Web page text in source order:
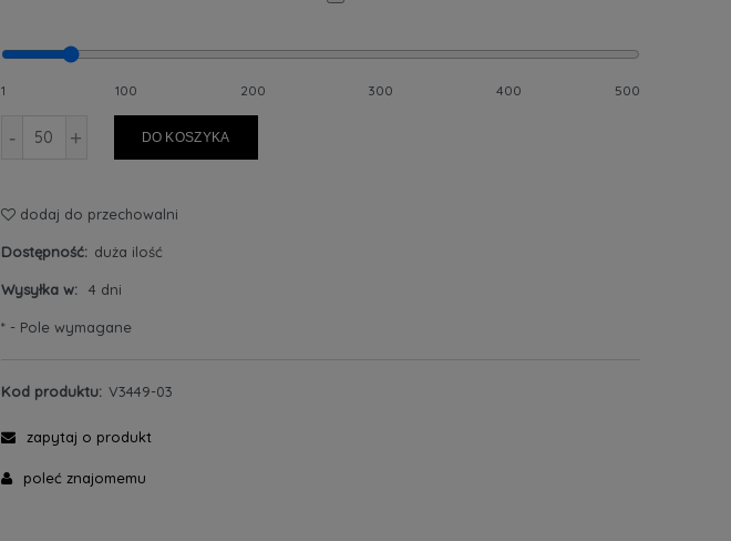
1 100 200 300 400 500
- + DO KOSZYKA
dodaj do przechowalni
Dostępność: duża ilość
Wysyłka w: 4 dni
* - Pole wymagane
Kod produktu: V3449-03
zapytaj o produkt
poleć znajomemu